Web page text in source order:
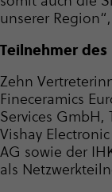
unserer
Teilnehmer des
Zehn
Fineceramics
Services GmbH,
Vishay
AG sowie der
als